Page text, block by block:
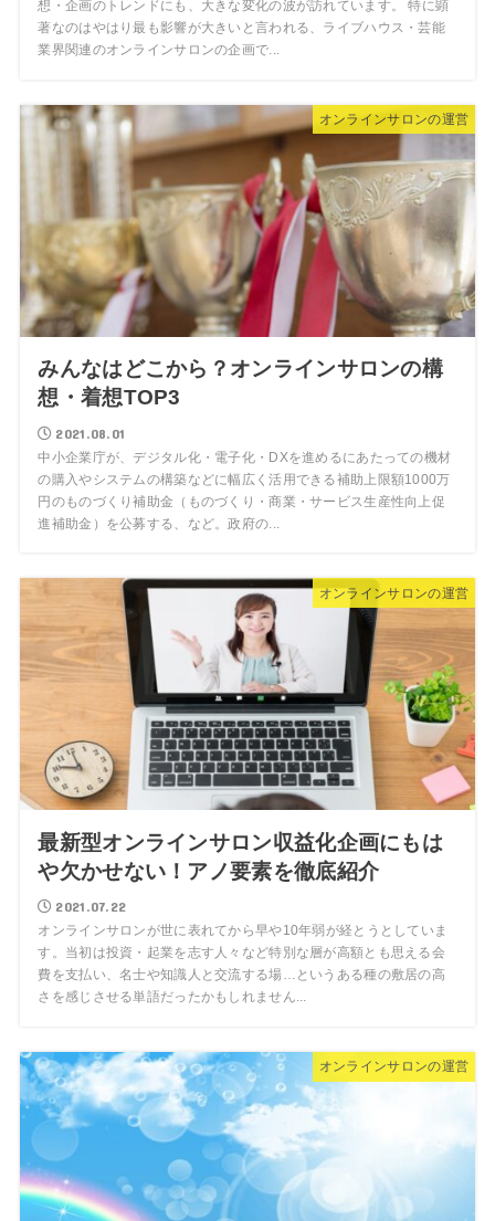
想・企画のトレンドにも、大きな変化の波が訪れています。 特に顕
著なのはやはり最も影響が大きいと言われる、ライブハウス・芸能
業界関連のオンラインサロンの企画で...
オンラインサロンの運営
みんなはどこから？オンラインサロンの構
想・着想TOP3
2021.08.01
中小企業庁が、デジタル化・電子化・DXを進めるにあたっての機材
の購入やシステムの構築などに幅広く活用できる補助上限額1000万
円のものづくり補助金（ものづくり・商業・サービス生産性向上促
進補助金）を公募する、など。政府の...
オンラインサロンの運営
最新型オンラインサロン収益化企画にもは
や欠かせない！アノ要素を徹底紹介
2021.07.22
オンラインサロンが世に表れてから早や10年弱が経とうとしていま
す。当初は投資・起業を志す人々など特別な層が高額とも思える会
費を支払い、名士や知識人と交流する場…というある種の敷居の高
さを感じさせる単語だったかもしれません...
オンラインサロンの運営